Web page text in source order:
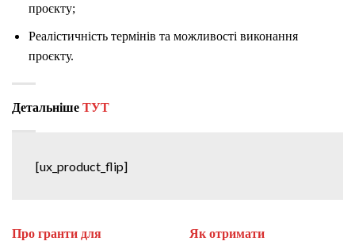
проєкту;
Реалістичність термінів та можливості виконання
проєкту.
Детальніше ТУТ
[ux_product_flip]
Про гранти для
Як отримати